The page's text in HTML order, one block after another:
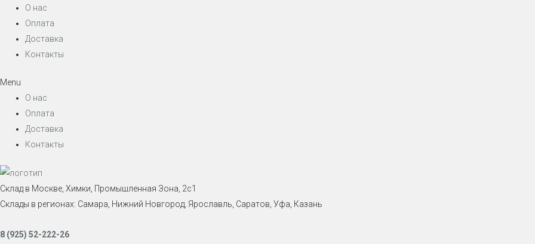
О нас
Оплата
Доставка
Контакты
Menu
О нас
Оплата
Доставка
Контакты
Склад в Москве, Химки, Промышленная Зона, 2с1
Склады в регионах: Самара, Нижний Новгород, Ярославль, Саратов, Уфа, Казань
8 (925) 52-222-26